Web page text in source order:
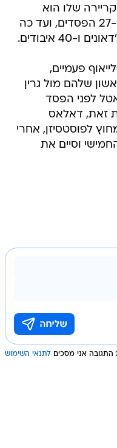
שלו הוא
מחזיק במאזן של 42 ניצחונות ו-27 הפסדים, ועד כה
פעמיים,
שלהם מול גרין
סיאטל לפני הפסד
זאת, דאלאס
ונותרה מחוץ לפוסטסיזן, אחרי
וסיים את
התגובה אני מסכים לתנאי השימוש